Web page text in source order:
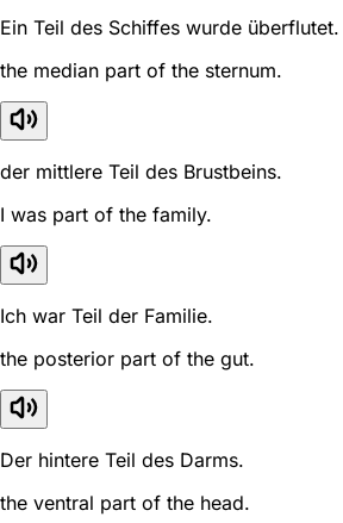
Ein Teil des Schiffes wurde überflutet.
the median part of the sternum.
der mittlere Teil des Brustbeins.
I was part of the family.
Ich war Teil der Familie.
the posterior part of the gut.
Der hintere Teil des Darms.
the ventral part of the head.